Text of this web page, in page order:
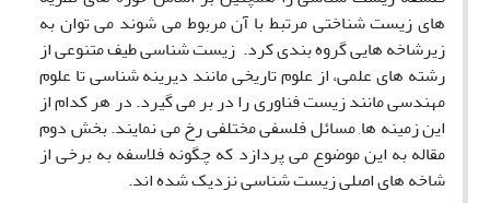
های زیست شناختی مرتبط با آن مربوط می شوند می توان به
زیرشاخه هایی گروه بندی کرد. زیست شناسی طیف متنوعی از
رشته های علمی، از علوم تاریخی مانند دیرینه شناسی تا علوم
مهندسی مانند زیست فناوری را در بر می گیرد. در هر کدام از
این زمینه ها, مسائل فلسفی مختلفی رخ می نمایند. بخش دوم
مقاله به این موضوع می پردازد که چگونه فلاسفه به برخی از
شاخه های اصلی زیست شناسی نزدیک شده اند.